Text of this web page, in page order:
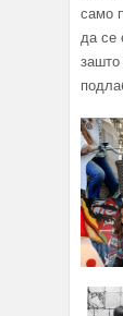
само
да се